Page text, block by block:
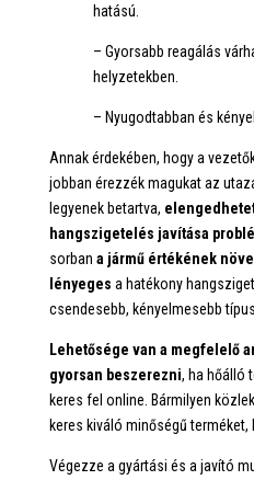
hatású.
– Gyorsabb reagálás
helyzetekben.
– Nyugodtabban és
Annak érdekében, hogy a
jobban érezzék magukat az
legyenek betartva,
hangszigetelés javítása
sorban a jármű értékének
lényeges a hatékony
csendesebb, kényelmesebb
Lehetősége van a megfelelő
gyorsan beszerezni, ha hőálló
keres fel online. Bármilyen
keres kiváló minőségű terméket,
Végezze a gyártási és a javító